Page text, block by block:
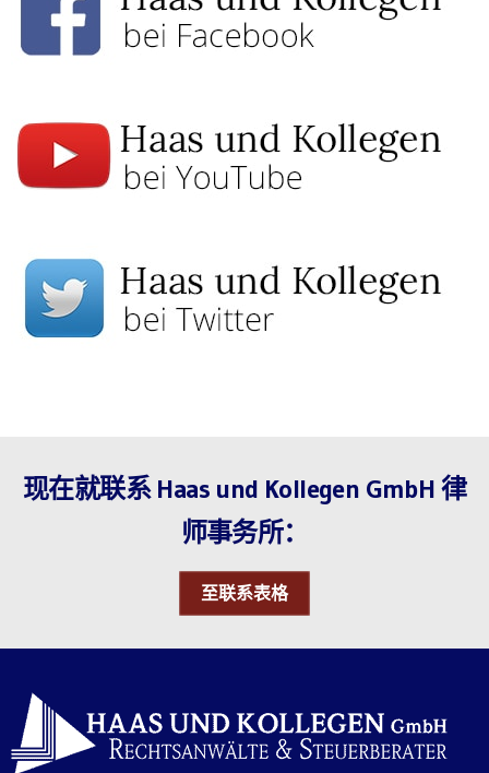
现在就联系 Haas und Kollegen GmbH 律
师事务所：
至联系表格